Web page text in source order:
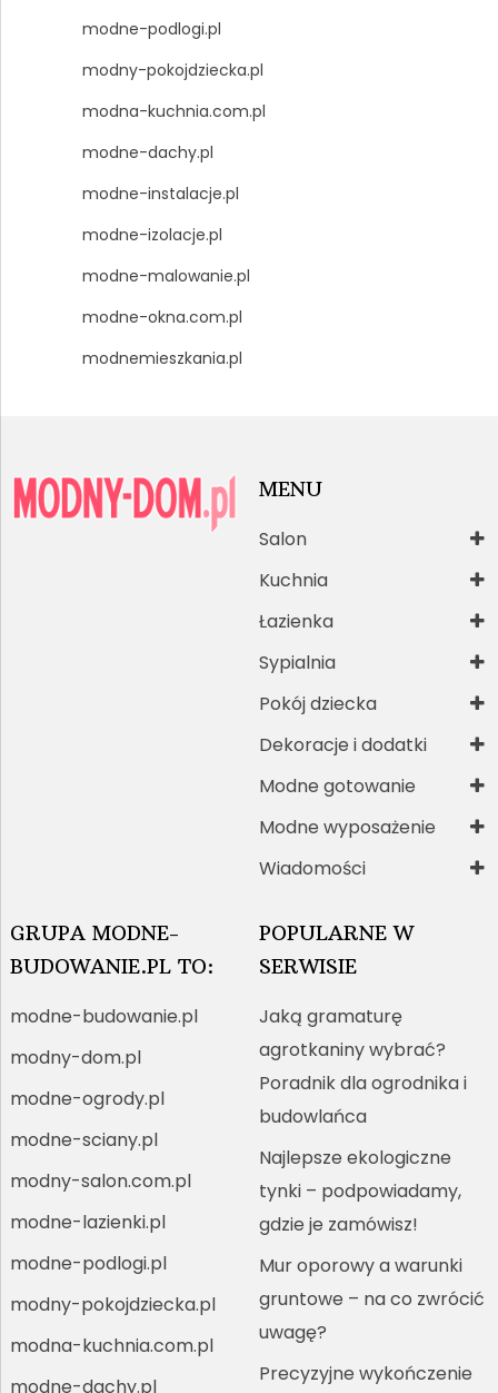
modne-podlogi.pl
modny-pokojdziecka.pl
modna-kuchnia.com.pl
modne-dachy.pl
modne-instalacje.pl
modne-izolacje.pl
modne-malowanie.pl
modne-okna.com.pl
modnemieszkania.pl
MENU
Salon
Kuchnia
Łazienka
Sypialnia
Pokój dziecka
Dekoracje i dodatki
Modne gotowanie
Modne wyposażenie
Wiadomości
GRUPA MODNE-
BUDOWANIE.PL TO:
modne-budowanie.pl
modny-dom.pl
modne-ogrody.pl
modne-sciany.pl
modny-salon.com.pl
modne-lazienki.pl
modne-podlogi.pl
modny-pokojdziecka.pl
modna-kuchnia.com.pl
modne-dachy.pl
POPULARNE W
SERWISIE
Jaką gramaturę
agrotkaniny wybrać?
Poradnik dla ogrodnika i
budowlańca
Najlepsze ekologiczne
tynki – podpowiadamy,
gdzie je zamówisz!
Mur oporowy a warunki
gruntowe – na co zwrócić
uwagę?
Precyzyjne wykończenie